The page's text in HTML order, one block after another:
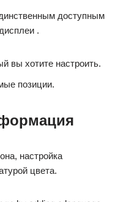
доступным
.
вы хотите настроить.
позиции.
настройка
цвета.